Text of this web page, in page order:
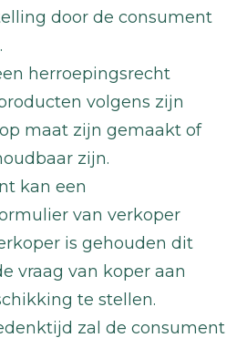
door de consument
herroepingsrecht
volgens zijn
maat zijn gemaakt of
zijn.
kan een
van verkoper
is gehouden dit
vraag van koper aan
te stellen.
zal de consument